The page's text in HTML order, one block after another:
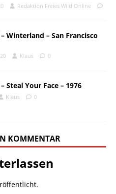
Redaktion Freies Wild Online
Winterland – San Francisco
Klaus 0
Steal Your Face – 1976
Klaus 0
KOMMENTAR